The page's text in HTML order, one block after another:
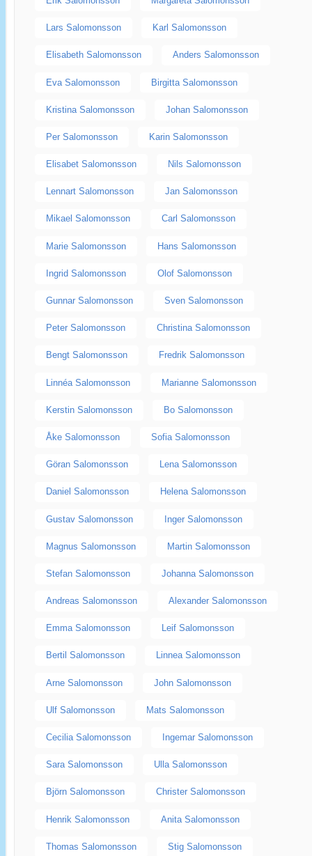
Lars Salomonsson Karl Salomonsson
Elisabeth Salomonsson Anders Salomonsson
Eva Salomonsson Birgitta Salomonsson
Kristina Salomonsson Johan Salomonsson
Per Salomonsson Karin Salomonsson
Elisabet Salomonsson Nils Salomonsson
Lennart Salomonsson Jan Salomonsson
Mikael Salomonsson Carl Salomonsson
Marie Salomonsson Hans Salomonsson
Ingrid Salomonsson Olof Salomonsson
Gunnar Salomonsson Sven Salomonsson
Peter Salomonsson Christina Salomonsson
Bengt Salomonsson Fredrik Salomonsson
Linnéa Salomonsson Marianne Salomonsson
Kerstin Salomonsson Bo Salomonsson
Åke Salomonsson Sofia Salomonsson
Göran Salomonsson Lena Salomonsson
Daniel Salomonsson Helena Salomonsson
Gustav Salomonsson Inger Salomonsson
Magnus Salomonsson Martin Salomonsson
Stefan Salomonsson Johanna Salomonsson
Andreas Salomonsson Alexander Salomonsson
Emma Salomonsson Leif Salomonsson
Bertil Salomonsson Linnea Salomonsson
Arne Salomonsson John Salomonsson
Ulf Salomonsson Mats Salomonsson
Cecilia Salomonsson Ingemar Salomonsson
Sara Salomonsson Ulla Salomonsson
Björn Salomonsson Christer Salomonsson
Henrik Salomonsson Anita Salomonsson
Thomas Salomonsson Stig Salomonsson